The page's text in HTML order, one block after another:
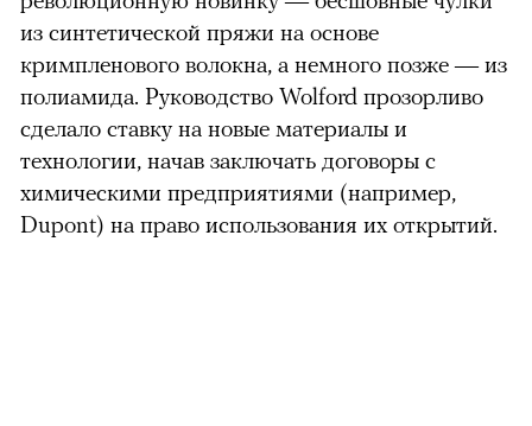
из синтетической пряжи на основе
кримпленового волокна, а немного позже — из
полиамида. Руководство Wolford прозорливо
сделало ставку на новые материалы и
технологии, начав заключать договоры с
химическими предприятиями (например,
Dupont) на право использования их открытий.